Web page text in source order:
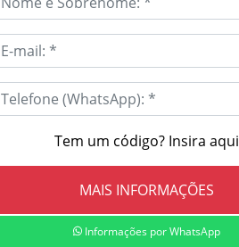
Tem um código? Insira aqui
Informações por WhatsApp